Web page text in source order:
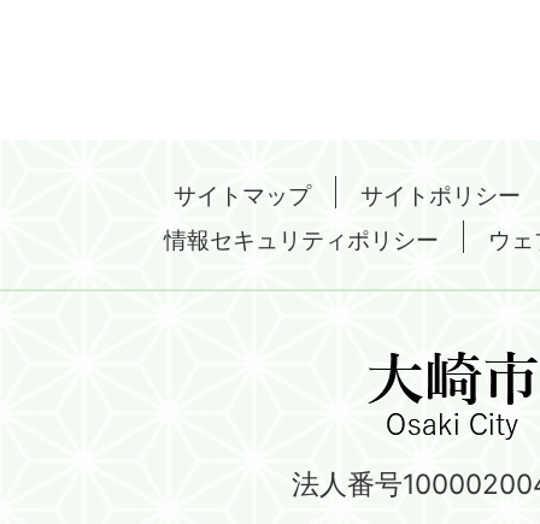
サイトマップ
サイトポリシー
情報セキュリティポリシー
ウ
法人番号